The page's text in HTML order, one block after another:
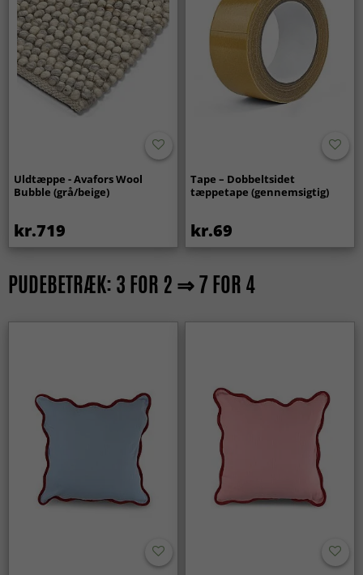
Uldtæppe - Avafors Wool
Bubble (grå/beige)
kr.719
Tape – Dobbeltsidet
tæppetape (gennemsigtig)
kr.69
PUDEBETRÆK: 3 FOR 2 ⇒ 7 FOR 4